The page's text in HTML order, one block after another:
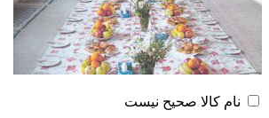
نام کالا صحیح نیست